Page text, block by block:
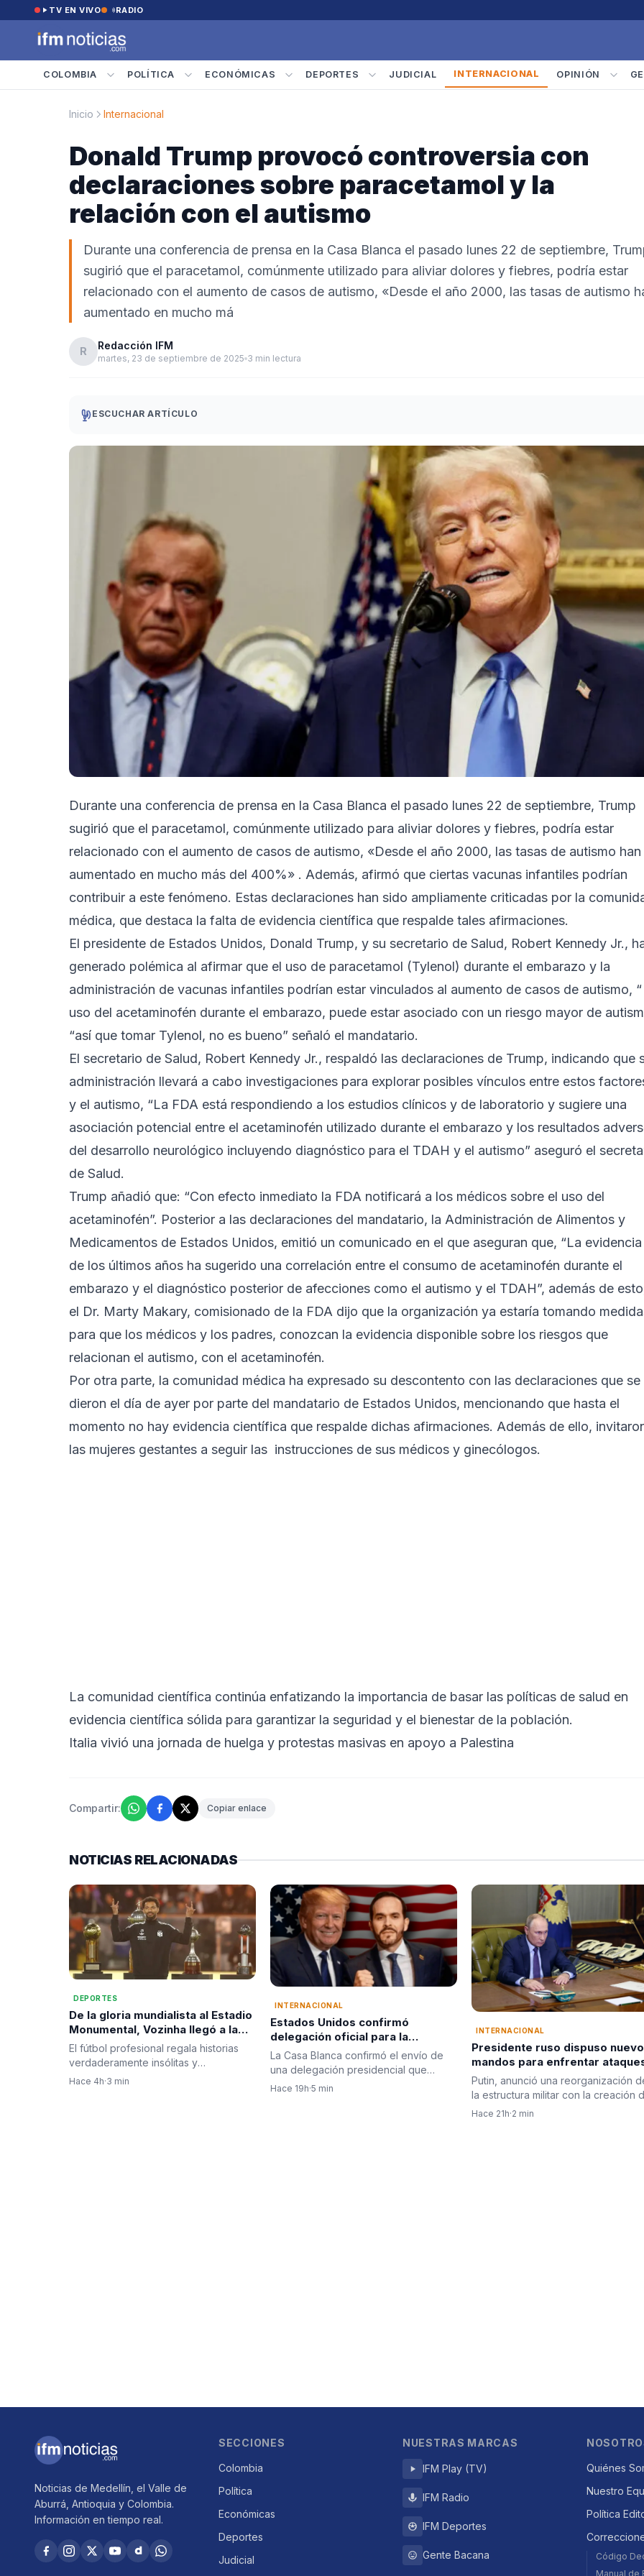
Saltar al contenido
TV EN VIVO RADIO
COLOMBIA POLÍTICA ECONÓMICAS DEPORTES JUDICIAL INTERNACIONAL OPINIÓN
Inicio Internacional
Donald Trump provocó controversia con
declaraciones sobre paracetamol y la
relación con el autismo
Durante una conferencia de prensa en la Casa Blanca el pasado lunes 22 de septiembre,
sugirió que el paracetamol, comúnmente utilizado para aliviar dolores y fiebres, podría estar
relacionado con el aumento de casos de autismo, «Desde el año 2000, las tasas de autismo
aumentado en mucho má
R Redacción IFM
martes, 23 de septiembre de 2025 3 min lectura
ESCUCHAR ARTÍCULO
Durante una conferencia de prensa en la Casa Blanca el pasado lunes 22 de septiembre, Trump
sugirió que el paracetamol, comúnmente utilizado para aliviar dolores y fiebres, podría estar
relacionado con el aumento de casos de autismo, «Desde el año 2000, las tasas de autismo han
aumentado en mucho más del 400%» . Además, afirmó que ciertas vacunas infantiles podrían
contribuir a este fenómeno. Estas declaraciones han sido ampliamente criticadas por la
médica, que destaca la falta de evidencia científica que respalde tales afirmaciones.
El presidente de Estados Unidos, Donald Trump, y su secretario de Salud, Robert Kennedy Jr.,
generado polémica al afirmar que el uso de paracetamol (Tylenol) durante el embarazo y la
administración de vacunas infantiles podrían estar vinculados al aumento de casos de autismo, “
uso del acetaminofén durante el embarazo, puede estar asociado con un riesgo mayor de
“así que tomar Tylenol, no es bueno” señaló el mandatario.
El secretario de Salud, Robert Kennedy Jr., respaldó las declaraciones de Trump, indicando que
administración llevará a cabo investigaciones para explorar posibles vínculos entre estos
y el autismo, “La FDA está respondiendo a los estudios clínicos y de laboratorio y sugiere una
asociación potencial entre el acetaminofén utilizado durante el embarazo y los resultados
del desarrollo neurológico incluyendo diagnóstico para el TDAH y el autismo” aseguró el
de Salud.
Trump añadió que: “Con efecto inmediato la FDA notificará a los médicos sobre el uso del
acetaminofén”. Posterior a las declaraciones del mandatario, la Administración de Alimentos y
Medicamentos de Estados Unidos, emitió un comunicado en el que aseguran que, “La evidencia
de los últimos años ha sugerido una correlación entre el consumo de acetaminofén durante el
embarazo y el diagnóstico posterior de afecciones como el autismo y el TDAH”, además de
el Dr. Marty Makary, comisionado de la FDA dijo que la organización ya estaría tomando
para que los médicos y los padres, conozcan la evidencia disponible sobre los riesgos que
relacionan el autismo, con el acetaminofén.
Por otra parte, la comunidad médica ha expresado su descontento con las declaraciones que se
dieron el día de ayer por parte del mandatario de Estados Unidos, mencionando que hasta el
momento no hay evidencia científica que respalde dichas afirmaciones. Además de ello,
las mujeres gestantes a seguir las instrucciones de sus médicos y ginecólogos.
La comunidad científica continúa enfatizando la importancia de basar las políticas de salud en
evidencia científica sólida para garantizar la seguridad y el bienestar de la población.
Italia vivió una jornada de huelga y protestas masivas en apoyo a Palestina
Compartir: Copiar enlace
NOTICIAS RELACIONADAS
DEPORTES
De la gloria mundialista al Estadio
Monumental, Vozinha llegó a la
tribu de Colo Colo
El fútbol profesional regala historias
verdaderamente insólitas y
fascinantes, y la de Josimar José…
Hace 4h·3 min
INTERNACIONAL
Estados Unidos confirmó
delegación oficial para la
posesión de Abelardo De La
Espriella en Cali
La Casa Blanca confirmó el envío de
una delegación presidencial que
representará al Gobierno de…
Hace 19h·5 min
INTERNACIONAL
Presidente ruso dispuso
mandos para enfrentar
en territorio de Rusia
Putin, anunció una reorganización
la estructura militar con la creación
un servicio de…
Hace 21h·2 min
Noticias de Medellín, el Valle de
Aburrá, Antioquia y Colombia.
Información en tiempo real.
SECCIONES
Colombia
Política
Económicas
Deportes
Judicial
NUESTRAS MARCAS
IFM Play (TV)
IFM Radio
IFM Deportes
Gente Bacana
Quiénes
Nuestro
Política
Código
Manual de